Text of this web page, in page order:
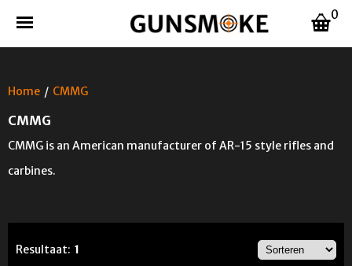
0
Home / CMMG
CMMG
CMMG is an American manufacturer of AR-15 style rifles and
carbines.
Resultaat: 1